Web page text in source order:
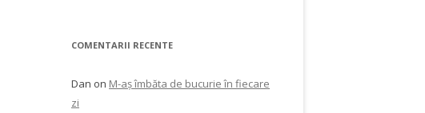
COMENTARII RECENTE
Dan on M-aș îmbăta de bucurie în fiecare
zi